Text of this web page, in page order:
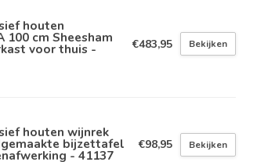
houten
cm Sheesham
voor thuis - €483,95 Bekijken
houten wijnrek
bijzettafel
- 41137
€98,95 Bekijken